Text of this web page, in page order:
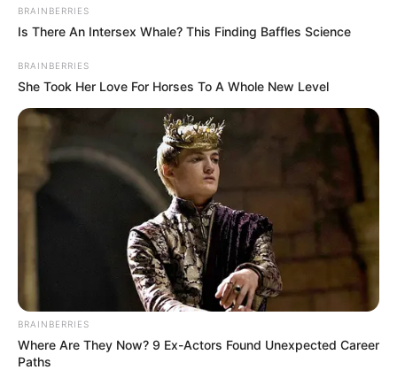
BRAINBERRIES
Is There An Intersex Whale? This Finding Baffles Science
BRAINBERRIES
She Took Her Love For Horses To A Whole New Level
BRAINBERRIES
Where Are They Now? 9 Ex-Actors Found Unexpected Career
Paths